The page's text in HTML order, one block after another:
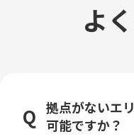
よ
拠点がないエ
可能ですか？